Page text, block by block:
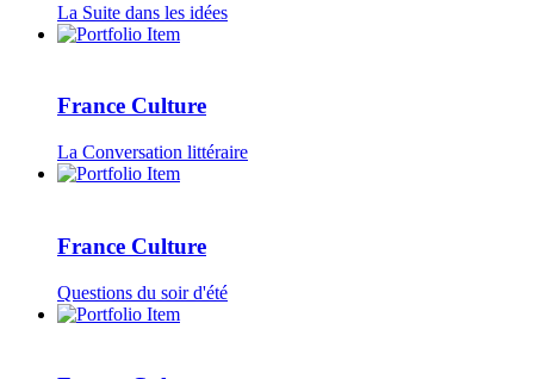
La Suite dans les idées
France Culture
La Conversation littéraire
France Culture
Questions du soir d'été